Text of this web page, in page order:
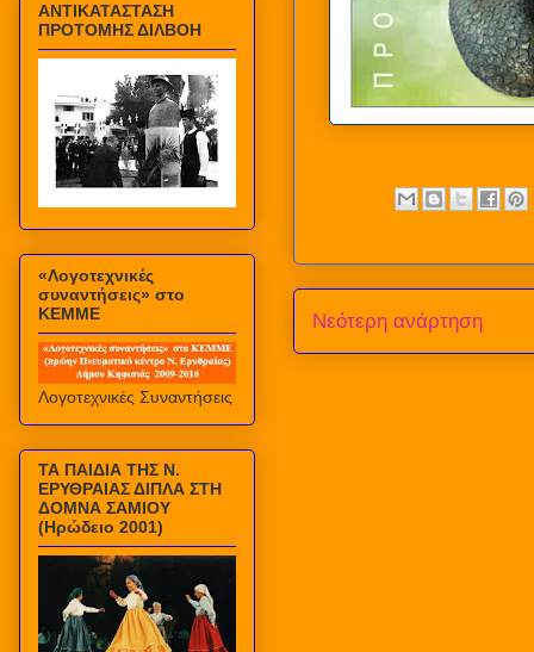
Νεότερη ανάρτηση
ΑΝΤΙΚΑΤΑΣΤΑΣΗ
ΠΡΟΤΟΜΗΣ ΔΙΛΒΟΗ
«Λογοτεχνικές
συναντήσεις» στο
ΚΕΜΜΕ
Λογοτεχνικές Συναντήσεις
ΤΑ ΠΑΙΔΙΑ ΤΗΣ Ν.
ΕΡΥΘΡΑΙΑΣ ΔΙΠΛΑ ΣΤΗ
ΔΟΜΝΑ ΣΑΜΙΟΥ
(Ηρώδειο 2001)